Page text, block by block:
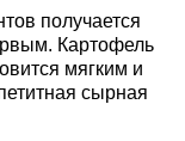
получается
Картофель
мягким и
сырная